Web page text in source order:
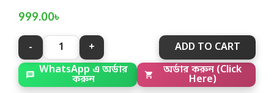
999.00৳
ADD TO CART
WhatsApp এ অর্ডার
করুন
অর্ডার করুন (Click
Here)